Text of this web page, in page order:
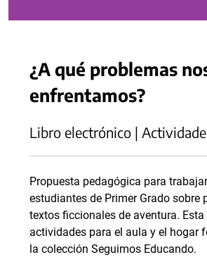
¿A qué problemas
enfrentamos?
Libro electrónico |
Propuesta pedagógica para
estudiantes de Primer Grado sobre
textos ficcionales de aventura.
actividades para el aula y el hogar
la colección Seguimos Educando.